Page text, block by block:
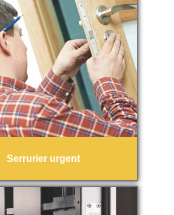
Serrurier urgent